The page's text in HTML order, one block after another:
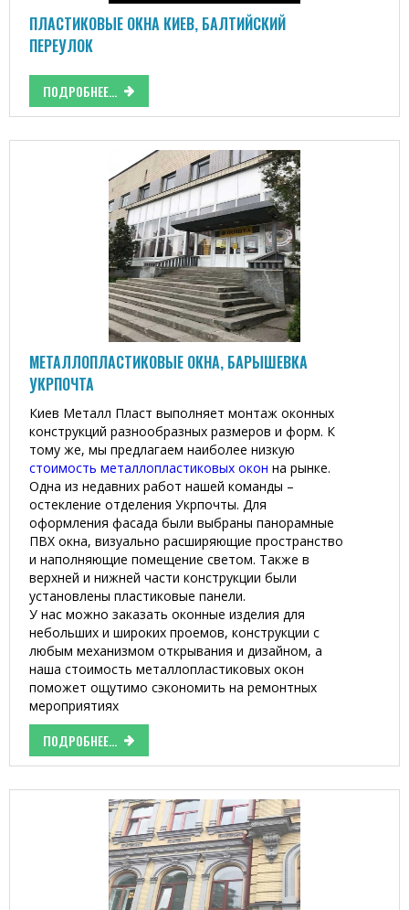
ПЛАСТИКОВЫЕ ОКНА КИЕВ, БАЛТИЙСКИЙ
ПЕРЕУЛОК
ПОДРОБНЕЕ...
МЕТАЛЛОПЛАСТИКОВЫЕ ОКНА, БАРЫШЕВКА
УКРПОЧТА
Киев Металл Пласт выполняет монтаж оконных
конструкций разнообразных размеров и форм. К
тому же, мы предлагаем наиболее низкую
стоимость металлопластиковых окон на рынке.
Одна из недавних работ нашей команды –
остекление отделения Укрпочты. Для
оформления фасада были выбраны панорамные
ПВХ окна, визуально расширяющие пространство
и наполняющие помещение светом. Также в
верхней и нижней части конструкции были
установлены пластиковые панели.
У нас можно заказать оконные изделия для
небольших и широких проемов, конструкции с
любым механизмом открывания и дизайном, а
наша стоимость металлопластиковых окон
поможет ощутимо сэкономить на ремонтных
мероприятиях
ПОДРОБНЕЕ...